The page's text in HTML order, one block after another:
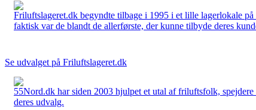
Friluftslageret.dk begyndte tilbage i 1995 i et lille lagerlokale
faktisk var de blandt de allerførste, der kunne tilbyde deres
Se udvalget på Friluftslageret.dk
55Nord.dk har siden 2003 hjulpet et utal af friluftsfolk,
deres udvalg.